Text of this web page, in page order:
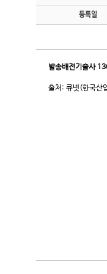
등록일
발송배전기술사
출처: 큐넷(한국산